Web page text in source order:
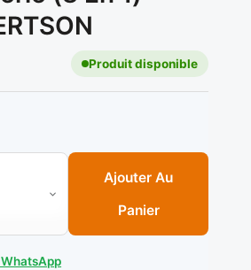
Produit disponible
pour Plomberie (8 en 1) **
Ajouter Au
Panier